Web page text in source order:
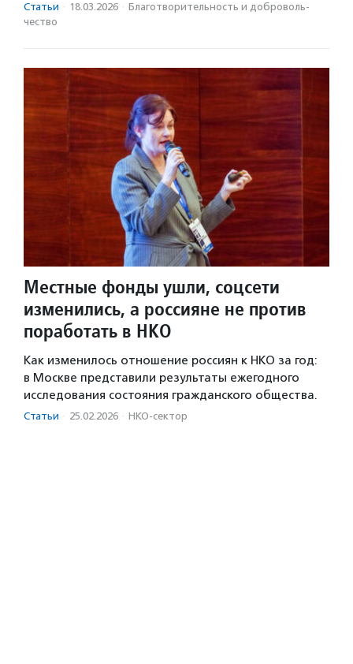
Статьи · 18.03.2026 · Благотвори­тель­ность и доброволь­
чест­во
Местные фонды ушли, соцсети
изменились, а россияне не против
поработать в НКО
Как изменилось отношение россиян к НКО за год:
в Москве представили результаты ежегодного
исследования состояния гражданского общества.
Статьи · 25.02.2026 · НКО-сектор